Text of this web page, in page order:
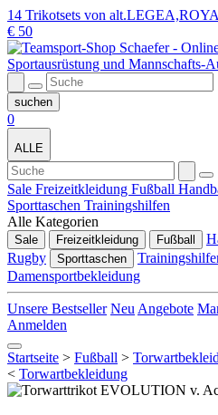
14 Trikotsets von
€ 50
0
ALLE
Sale Freizeitkleidung Fußball
Sporttaschen Trainingshilfen
Alle Kategorien
Sale Freizeitkleidung Fußball
Rugby
Sporttaschen
Damensportbekleidung
Unsere Bestseller Neu Angebote
Anmelden
Startseite > Fußball >
< Torwartbekleidung